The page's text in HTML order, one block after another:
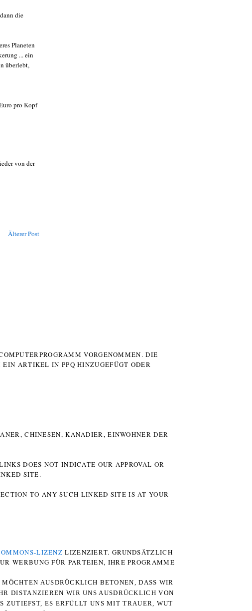
die
Planeten
... ein
überlebt,
pro Kopf
von der
Älterer Post
VORGENOMMEN. DIE
ARTIKEL IN PPQ HINZUGEFÜGT ODER
CHINESEN, KANADIER, EINWOHNER DER P
DOES NOT INDICATE OUR APPROVAL OR
SITE.
TO ANY SUCH LINKED SITE IS AT YOUR
LIZENZ LIZENZIERT. GRUNDSÄTZLICH
WERBUNG FÜR PARTEIEN, IHRE PROGRAMME
AUSDRÜCKLICH BETONEN, DASS WIR
DISTANZIEREN WIR UNS AUSDRÜCKLICH VON
ZUTIEFST, ES ERFÜLLT UNS MIT TRAUER, WUT